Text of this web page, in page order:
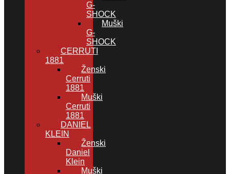
G-
SHOCK
Muški
G-
SHOCK
CERRUTI
1881
Ženski
Cerruti
1881
Muški
Cerruti
1881
DANIEL
KLEIN
Ženski
Daniel
Klein
Muški